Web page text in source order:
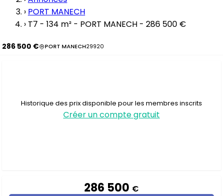
› PORT MANECH
› T7 - 134 m² - PORT MANECH - 286 500 €
286 500 € PORT MANECH29920
Historique des prix disponible pour les membres inscrits
Créer un compte gratuit
286 500 €